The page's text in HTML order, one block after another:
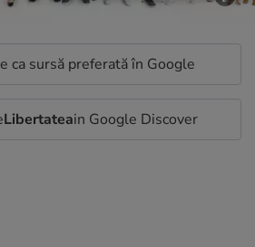
ca sursă preferată în Google
Libertateain Google Discover